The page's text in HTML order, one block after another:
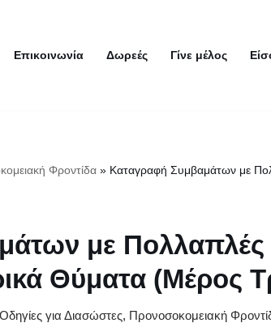
Επικοινωνία Δωρεές Γίνε μέλος
Φροντίδα » Καταγραφή Συμβαμάτων με
με Πολλαπλές
Θύματα (Μέρος
Οδηγίες για Διασώστες, Προνοσοκομειακή